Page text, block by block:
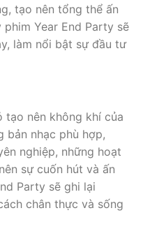
tạo nên tổng thể ấn
Year End Party sẽ
làm nổi bật sự đầu tư
tạo nên không khí của
bản nhạc phù hợp,
nghiệp, những hoạt
sự cuốn hút và ấn
Party sẽ ghi lại
chân thực và sống